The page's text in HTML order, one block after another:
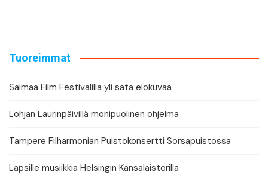
Tuoreimmat
Saimaa Film Festivalilla yli sata elokuvaa
Lohjan Laurinpäivillä monipuolinen ohjelma
Tampere Filharmonian Puistokonsertti Sorsapuistossa
Lapsille musiikkia Helsingin Kansalaistorilla